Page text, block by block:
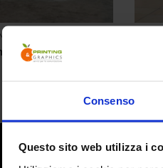
Consenso
Questo sito web utilizza i
AUTOGESTITO
Dritto a